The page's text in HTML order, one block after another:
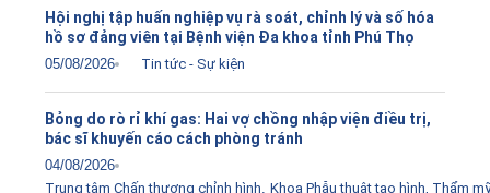
Hội nghị tập huấn nghiệp vụ rà soát, chỉnh lý và số hóa
hồ sơ đảng viên tại Bệnh viện Đa khoa tỉnh Phú Thọ
05/08/2026 Tin tức - Sự kiện
Bỏng do rò rỉ khí gas: Hai vợ chồng nhập viện điều trị,
bác sĩ khuyến cáo cách phòng tránh
04/08/2026
Trung tâm Chấn thương chỉnh hình Khoa Phẫu thuật tạo hình, Thẩm